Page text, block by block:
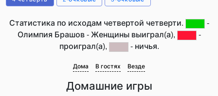
Статистика по исходам четвертой четверти.
-
Олимпия Брашов - Женщины выиграл(а),
-
проиграл(а),
- ничья.
Дома В гостях Везде
Домашние игры